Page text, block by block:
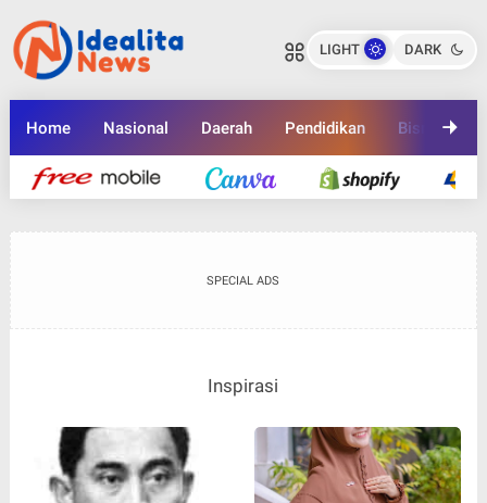
LIGHT DARK
Home Nasional Daerah Pendidikan Bisnis
SPECIAL ADS
Inspirasi